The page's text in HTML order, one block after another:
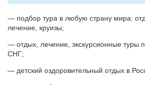
— подбор тура в любую страну мира:
лечение, круизы;
— отдых, лечение, экскурсионные туры
СНГ;
— детский оздоровительный отдых в